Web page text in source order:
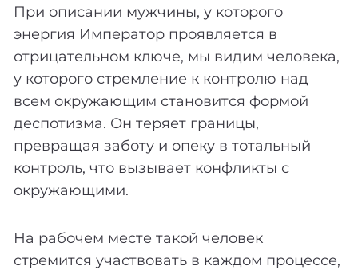
При описании мужчины, у которого
энергия Император проявляется в
отрицательном ключе, мы видим человека,
у которого стремление к контролю над
всем окружающим становится формой
деспотизма. Он теряет границы,
превращая заботу и опеку в тотальный
контроль, что вызывает конфликты с
окружающими.
На рабочем месте такой человек
стремится участвовать в каждом процессе,